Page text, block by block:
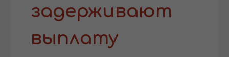
задерживают
выплату